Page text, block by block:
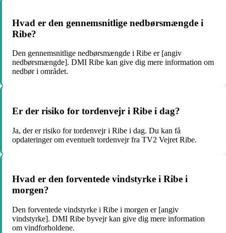
Hvad er den gennemsnitlige nedbørsmængde i
Ribe?
Den gennemsnitlige nedbørsmængde i Ribe er [angiv
nedbørsmængde]. DMI Ribe kan give dig mere information om
nedbør i området.
Er der risiko for tordenvejr i Ribe i dag?
Ja, der er risiko for tordenvejr i Ribe i dag. Du kan få
opdateringer om eventuelt tordenvejr fra TV2 Vejret Ribe.
Hvad er den forventede vindstyrke i Ribe i
morgen?
Den forventede vindstyrke i Ribe i morgen er [angiv
vindstyrke]. DMI Ribe byvejr kan give dig mere information
om vindforholdene.